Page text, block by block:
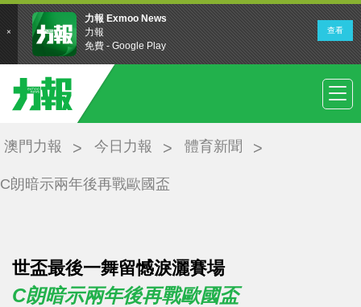
澳門力報 今日力報 體育新聞
C朗暗示兩年後再戰歐國盃
世盃最後一舞留憾淚灑賽場
C朗暗示兩年後再戰歐國盃